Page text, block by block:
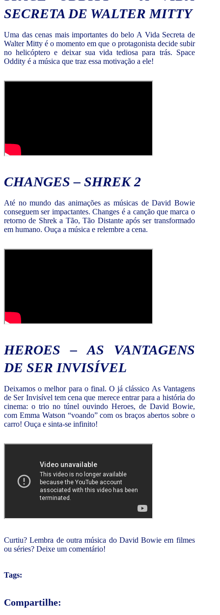
SECRETA DE WALTER MITTY
Uma das cenas mais importantes do belo A Vida Secreta de
Walter Mitty é o momento em que o protagonista decide subir
no helicóptero e deixar sua vida tediosa para trás. Space
Oddity é a música que traz essa motivação a ele!
CHANGES – SHREK 2
Até no mundo das animações as músicas de David Bowie
conseguem ser impactantes. Changes é a canção que marca o
retorno de Shrek a Tão, Tão Distante após ser transformado
em humano. Ouça a música e relembre a cena.
HEROES – AS VANTAGENS
DE SER INVISÍVEL
Deixamos o melhor para o final. O já clássico As Vantagens
de Ser Invisível tem cena que merece entrar para a história do
cinema: o trio no túnel ouvindo Heroes, de David Bowie,
com Emma Watson “voando” com os braços abertos sobre o
carro! Ouça e sinta-se infinito!
Curtiu? Lembra de outra música do David Bowie em filmes
ou séries? Deixe um comentário!
Tags:
Compartilhe: